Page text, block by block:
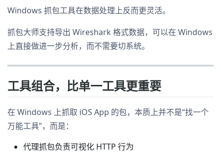
Windows 抓包工具在数据处理上反而更灵活。
抓包大师支持导出 Wireshark 格式数据，可以在 Windows
上直接做进一步分析，而不需要切系统。
工具组合，比单一工具更重要
在 Windows 上抓取 iOS App 的包，本质上并不是“找一个
万能工具”，而是：
代理抓包负责可视化 HTTP 行为